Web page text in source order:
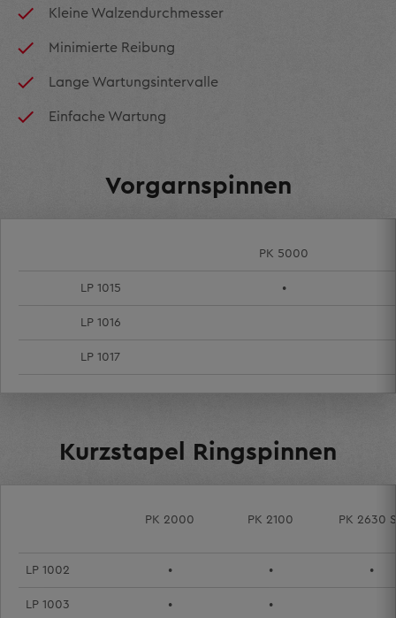
Kleine Walzendurchmesser
Minimierte Reibung
Lange Wartungsintervalle
Einfache Wartung
Vorgarnspinnen
PK 5000
LP 1015 •
LP 1016
LP 1017
Kurzstapel Ringspinnen
PK 2000 PK 2100 PK 2630
LP 1002 • • •
LP 1003 • •